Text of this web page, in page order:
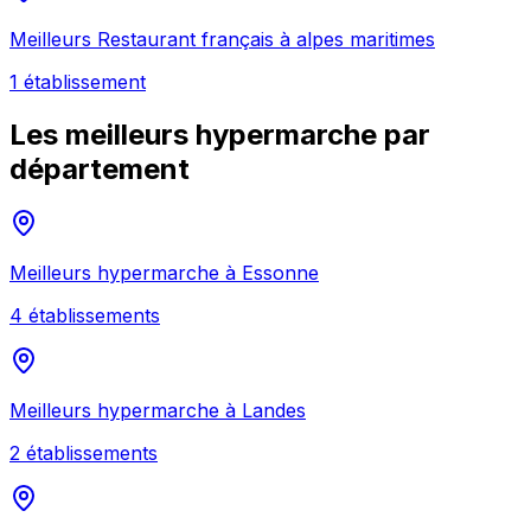
Meilleurs Restaurant français à alpes maritimes
1 établissement
Les meilleurs hypermarche par
département
Meilleurs hypermarche à Essonne
4 établissements
Meilleurs hypermarche à Landes
2 établissements